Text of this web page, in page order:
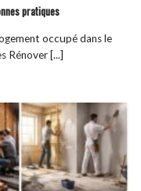
pratiques
occupé dans le
Rénover [...]